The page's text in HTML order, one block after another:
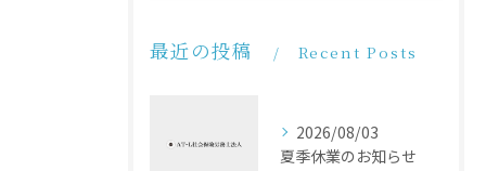
最近の投稿 Recent Posts
2026/08/03
夏季休業のお知らせ